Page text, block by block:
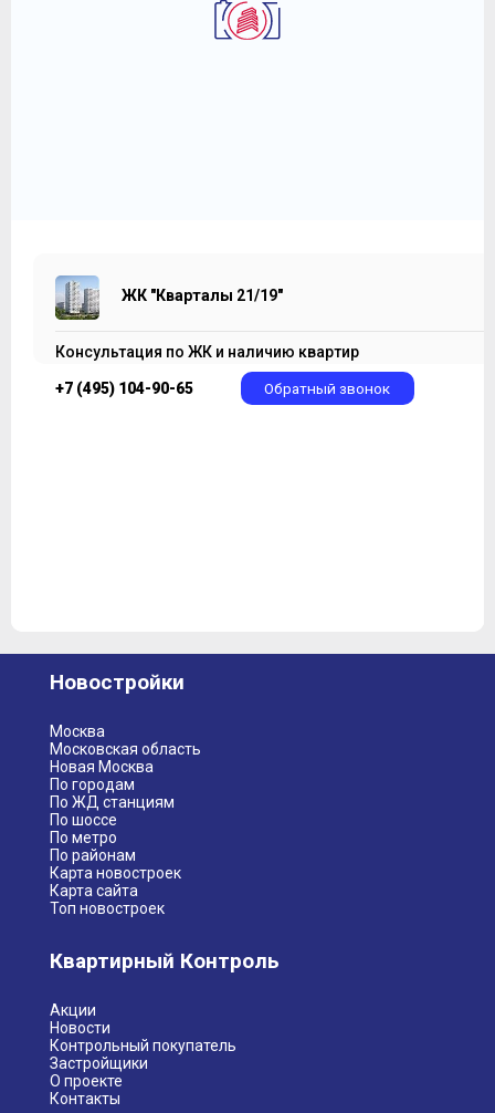
ЖК "Кварталы 21/19"
Консультация по ЖК и наличию квартир
+7 (495) 104-90-65 Обратный звонок
Новостройки
Москва
Московская область
Новая Москва
По городам
По ЖД станциям
По шоссе
По метро
По районам
Карта новостроек
Карта сайта
Топ новостроек
Квартирный Контроль
Акции
Новости
Контрольный покупатель
Застройщики
О проекте
Контакты